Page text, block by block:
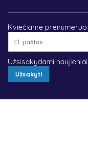
Kviečiame
Užsisakydami